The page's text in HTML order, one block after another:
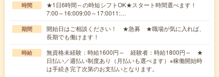
時間
★1日6時間～の時短シフトOK★スタート時間選べます！
7:00～16:009:00～17:0011:…
期間
開始日はご相談ください！ ★急募 ★職場が気に入れば、
長期でも働けます！
時給
無資格未経験：時給1600円～ 経験者：時給1800円～ ★
日払い／週払い制度あり（月払いも選べます）※稼働開始時
は手続き完了次第のお支払いとなります。